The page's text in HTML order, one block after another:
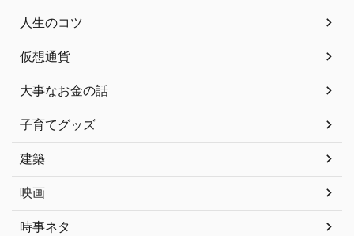
人生のコツ
仮想通貨
大事なお金の話
子育てグッズ
建築
映画
時事ネタ